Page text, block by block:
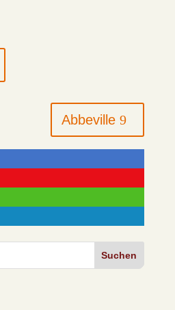
Abbeville
Suchen